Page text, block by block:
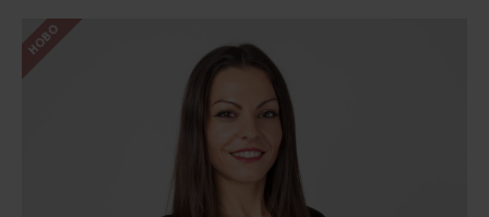
НОВО